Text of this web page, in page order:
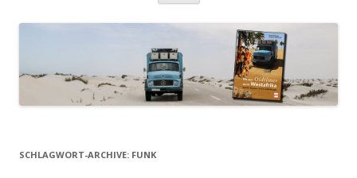
Inhalt
SCHLAGWORT-ARCHIVE: FUNK